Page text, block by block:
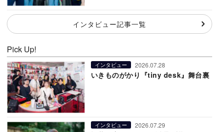
インタビュー記事一覧
Pick Up!
インタビュー 2026.07.28
いきものがかり『tiny desk』舞台裏
インタビュー 2026.07.29